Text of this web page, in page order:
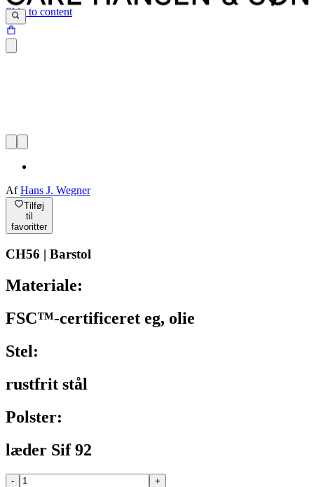
Skip to content
AfHans J. Wegner
Tilføj
til
favoritter
CH56 | Barstol
Materiale:
FSC™-certificeret eg, olie
Stel:
rustfrit stål
Polster:
læder Sif 92
- +